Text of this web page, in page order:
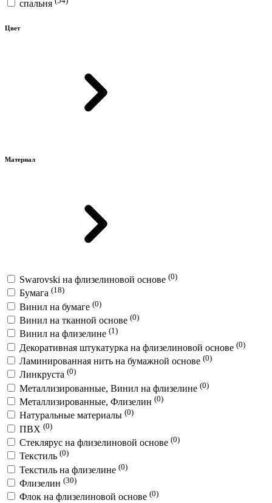
спальня
Цвет
Материал
Swarovski на флизелиновой основе (0)
Бумага (18)
Винил на бумаге (0)
Винил на тканной основе (0)
Винил на флизелине (1)
Декоративная штукатурка на флизелиновой основе (0)
Ламинированная нить на бумажной основе (0)
Линкруста (0)
Металлизированные, Винил на флизелине (0)
Металлизированные, Флизелин (0)
Натуральные материалы (0)
ПВХ (0)
Стеклярус на флизелиновой основе (0)
Текстиль (0)
Текстиль на флизелине (0)
Флизелин (30)
Флок на флизелиновой основе (0)